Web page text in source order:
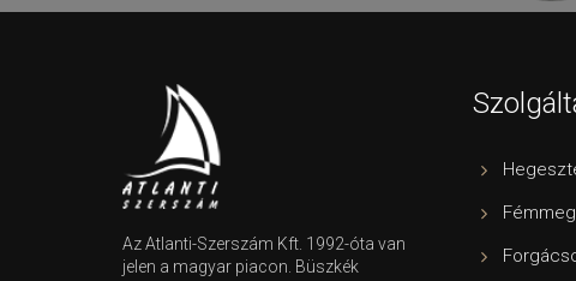
Az Atlanti-Szerszám Kft. 1992-óta van
jelen a magyar piacon. Büszkék